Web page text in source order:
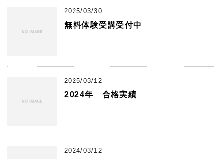
2025/03/30
無料体験受講受付中
2025/03/12
2024年 合格実績
2024/03/12